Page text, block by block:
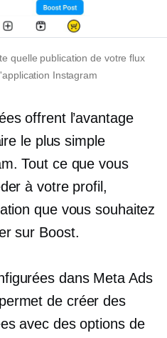
quelle publication de votre flux
Instagram
offrent l’avantage
le plus simple
Tout ce que vous
à votre profil,
que vous souhaitez
sur Boost.
dans Meta Ads
de créer des
avec des options de